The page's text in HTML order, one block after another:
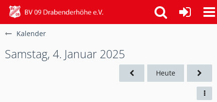
Kalender
Samstag, 4. Januar 2025
Heute